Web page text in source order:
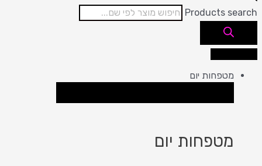
Products search
מטפחות יום
מטפחות יום